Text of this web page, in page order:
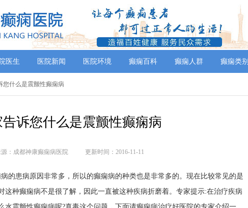
医生 医院新闻 医院环境 癫痫百科 癫痫人群 癫痫类别
您什么是震颤性癫痫病
诉您什么是震颤性癫痫病
：成都神康癫痫病医院 更新时间：2016-11-11
的患病原因非常多，所以的癫痫病的种类也是非常多的。现在比较常见的是
这种癫痫病不是很了解，因此一直被这种疾病折磨着。专家提示:在治疗疾病